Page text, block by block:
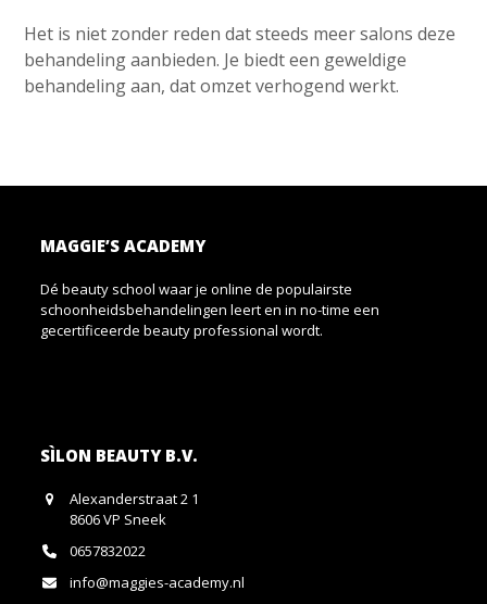
Het is niet zonder reden dat steeds meer salons deze
behandeling aanbieden. Je biedt een geweldige
behandeling aan, dat omzet verhogend werkt.
MAGGIE’S ACADEMY
Dé beauty school waar je online de populairste
schoonheidsbehandelingen leert en in no-time een
gecertificeerde beauty professional wordt.
SÌLON BEAUTY B.V.
Alexanderstraat 2 1
8606 VP Sneek
0657832022
info@maggies-academy.nl